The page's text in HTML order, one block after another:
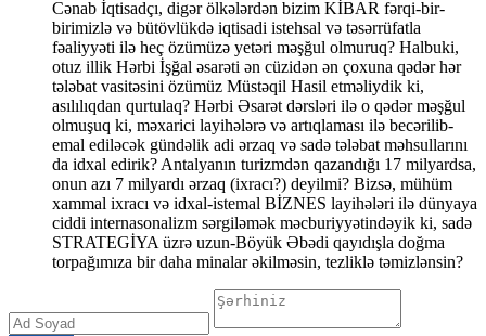
Cənab İqtisadçı, digər ölkələrdən bizim KİBAR fərqi-bir-
birimizlə və bütövlükdə iqtisadi istehsal və təsərrüfatla
fəaliyyəti ilə heç özümüzə yetəri məşğul olmuruq? Halbuki,
otuz illik Hərbi İşğal əsarəti ən cüzidən ən çoxuna qədər hər
tələbat vasitəsini özümüz Müstəqil Hasil etməliydik ki,
asılılıqdan qurtulaq? Hərbi Əsarət dərsləri ilə o qədər məşğul
olmuşuq ki, məxarici layihələrə və artıqlaması ilə becərilib-
emal ediləcək gündəlik adi ərzaq və sadə tələbat məhsullarını
da idxal edirik? Antalyanın turizmdən qazandığı 17 milyardsa,
onun azı 7 milyardı ərzaq (ixracı?) deyilmi? Bizsə, mühüm
xammal ixracı və idxal-istemal BİZNES layihələri ilə dünyaya
ciddi internasonalizm sərgiləmək məcburiyyətindəyik ki, sadə
STRATEGİYA üzrə uzun-Böyük Əbədi qayıdışla doğma
torpağımıza bir daha minalar əkilməsin, tezliklə təmizlənsin?